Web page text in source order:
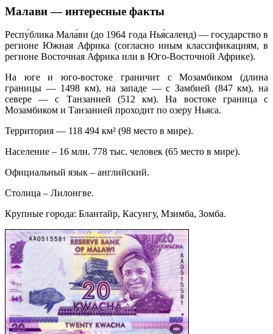
Малави — интересные факты
Респу́блика Мала́ви (до 1964 года Нья́саленд) — государство в
регионе Южная Африка (согласно иным классификациям, в
регионе Восточная Африка или в Юго-Восточной Африке).
На юге и юго-востоке граничит с Мозамбиком (длина
границы — 1498 км), на западе — с Замбией (847 км), на
севере — с Танзанией (512 км). На востоке граница с
Мозамбиком и Танзанией проходит по озеру Ньяса.
Территория — 118 494 км² (98 место в мире).
Население – 16 млн. 778 тыс. человек (65 место в мире).
Официальный язык – английский.
Столица – Лилонгве.
Крупные города: Блантайр, Касунгу, Мзимба, Зомба.